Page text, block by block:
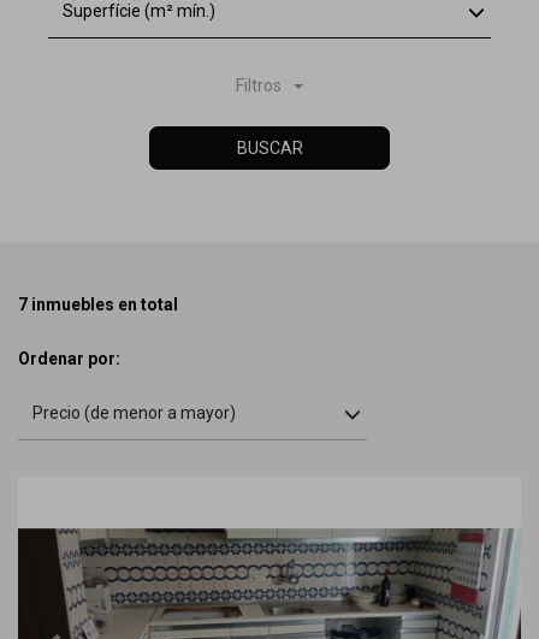
Superfície (m² mín.)
Filtros
BUSCAR
7 inmuebles en total
Ordenar por:
Precio (de menor a mayor)